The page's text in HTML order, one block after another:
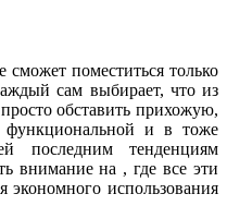
сможет поместиться только
сам выбирает, что из
обставить прихожую,
функциональной и в тоже
последним тенденциям
внимание на , где все эти
экономного использования